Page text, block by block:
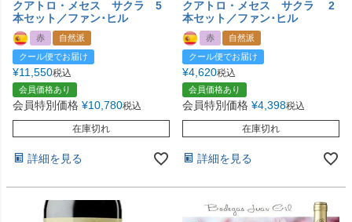
クアトロ・メセス サクラ 5
本セット／ファン･ヒル
赤
自然派
クール便でお届け
¥11,550税込
会員価格あり
会員特別価格 ¥10,780税込
在庫切れ
詳細を見る
クアトロ・メセス サクラ 2
本セット／ファン･ヒル
赤
自然派
クール便でお届け
¥4,620税込
会員価格あり
会員特別価格 ¥4,398税込
在庫切れ
詳細を見る